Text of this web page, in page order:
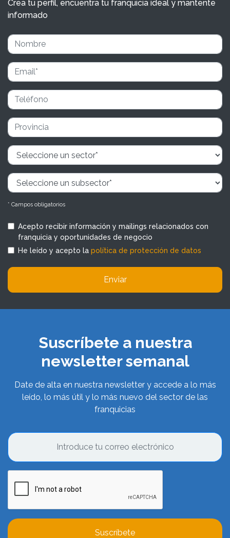
Crea tu perfil, encuentra tu franquicia ideal y mantente
informado
* Campos obligatorios
Acepto recibir información y mailings relacionados con
franquicia y oportunidades de negocio
He leído y acepto la política de protección de datos
Enviar
Suscríbete a nuestra
newsletter semanal
Date de alta en nuestra newsletter y accede a lo más
leído, lo más útil y lo más nuevo del sector de las
franquicias
Suscríbete